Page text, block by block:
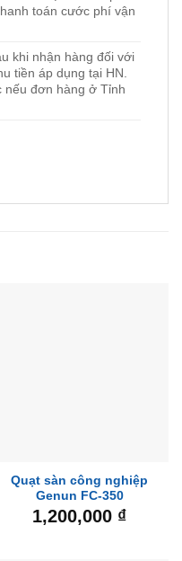
toán cước phí vận
khi nhận hàng đối với
tiền áp dụng tại HN.
nếu đơn hàng ở Tỉnh
Quạt sàn công nghiệp
Genun FC-350
1,200,000 ₫